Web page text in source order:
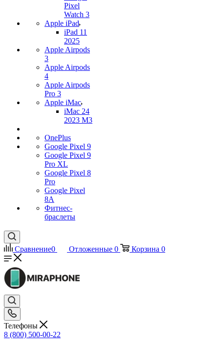
Pixel
Watch 3
Apple iPad
iPad 11
2025
Apple Airpods
3
Apple Airpods
4
Apple Airpods
Pro 3
Apple iMac
iMac 24
2023 M3
OnePlus
Google Pixel 9
Google Pixel 9
Pro XL
Google Pixel 8
Pro
Google Pixel
8A
Фитнес-
браслеты
Сравнение0 Отложенные 0 Корзина 0
Телефоны
8 (800) 500-00-22